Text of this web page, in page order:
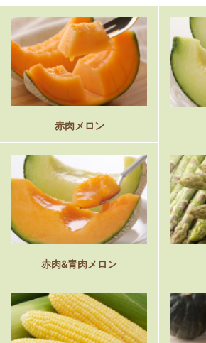
赤肉メロン
赤肉&青肉メロン